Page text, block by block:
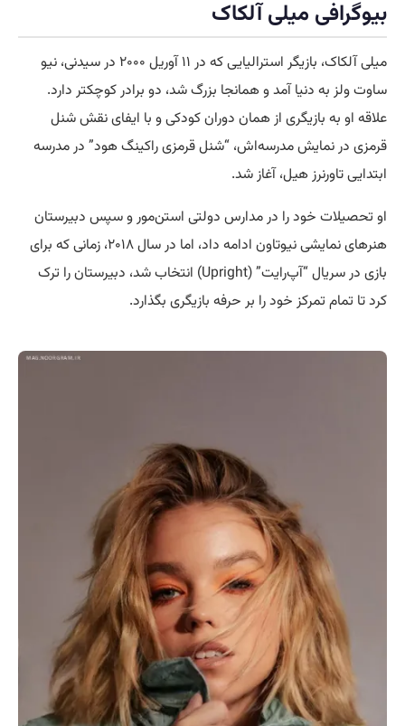
بیوگرافی میلی آلکاک
میلی آلکاک، بازیگر استرالیایی که در ۱۱ آوریل ۲۰۰۰ در سیدنی، نیو
ساوت ولز به دنیا آمد و همانجا بزرگ شد، دو برادر کوچکتر دارد.
علاقه او به بازیگری از همان دوران کودکی و با ایفای نقش شنل
قرمزی در نمایش مدرسه‌اش، “شنل قرمزی راکینگ هود” در مدرسه
ابتدایی تاورنرز هیل، آغاز شد.
او تحصیلات خود را در مدارس دولتی استن‌مور و سپس دبیرستان
هنرهای نمایشی نیوتاون ادامه داد، اما در سال ۲۰۱۸، زمانی که برای
بازی در سریال “آپ‌رایت” (Upright) انتخاب شد، دبیرستان را ترک
کرد تا تمام تمرکز خود را بر حرفه بازیگری بگذارد.